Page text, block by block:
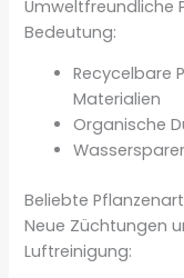
Umweltfreundliche
Bedeutung:
Recycelbare
Materialien
Organische
Beliebte
Neue Züchtungen
Luftreinigung: